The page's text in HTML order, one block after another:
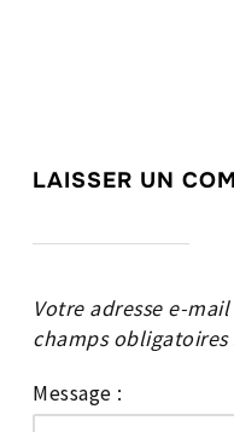
LAISSER UN
Votre adresse e-
champs
Message :